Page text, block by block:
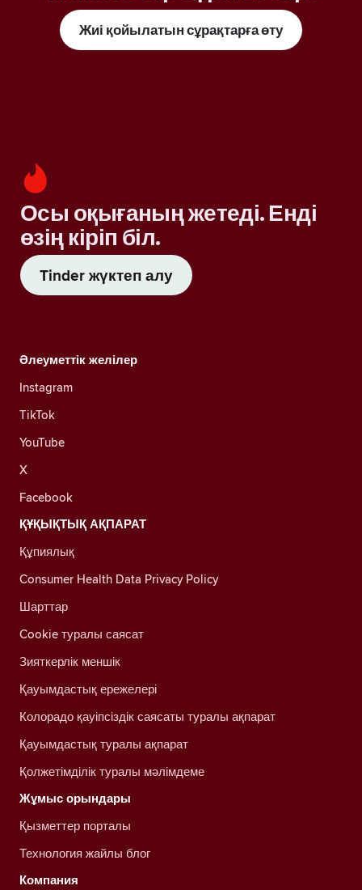
Жиі қойылатын сұрақтарға өту
Осы оқығаның жетеді. Енді
өзің кіріп біл.
Tinder жүктеп алу
Әлеуметтік желілер
Instagram
TikTok
YouTube
X
Facebook
ҚҰҚЫҚТЫҚ АҚПАРАТ
Құпиялық
Consumer Health Data Privacy Policy
Шарттар
Cookie туралы саясат
Зияткерлік меншік
Қауымдастық ережелері
Колорадо қауіпсіздік саясаты туралы ақпарат
Қауымдастық туралы ақпарат
Қолжетімділік туралы мәлімдеме
Жұмыс орындары
Қызметтер порталы
Технология жайлы блог
Компания